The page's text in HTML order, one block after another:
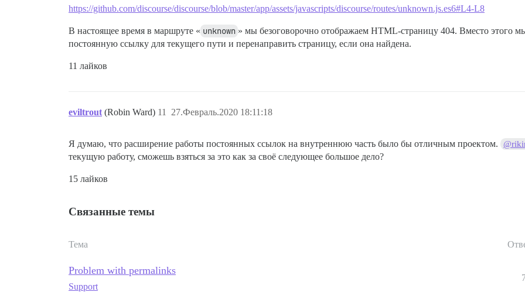
https://github.com/discourse/discourse/blob/master/app/assets/javascripts/discourse/routes/unknown.js.es6#L4-L8
В настоящее время в маршруте « unknown » мы безоговорочно отображаем HTML-страницу 404. Вместо этого
постоянную ссылку для текущего пути и перенаправить страницу, если она найдена.
11 лайков
eviltrout (Robin Ward) 27.Февраль.2020 18:11:18
11
Я думаю, что расширение работы постоянных ссылок на внутреннюю часть было бы отличным проектом.
текущую работу, сможешь взяться за это как за своё следующее большое дело?
15 лайков
Связанные темы
Тема
Problem with permalinks
Support